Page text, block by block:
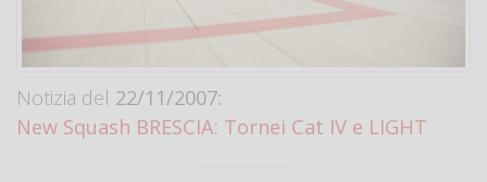
Notizia del 22/11/2007:
New Squash BRESCIA: Tornei Cat IV e LIGHT